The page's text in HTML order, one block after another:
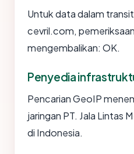
Untuk data dalam
cevril.com,
mengembalikan: OK.
Penyedia
Pencarian GeoIP
jaringan PT. Jala Lintas
di Indonesia.